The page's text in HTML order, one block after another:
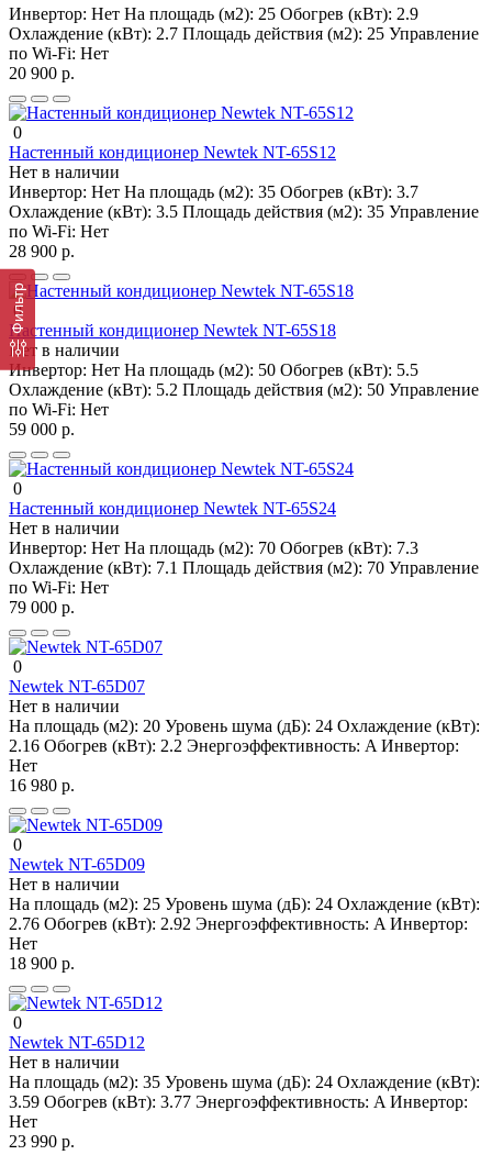
Фильтр
Инвертор: Нет На площадь (м2): 25 Обогрев (кВт): 2.9
Охлаждение (кВт): 2.7 Площадь действия (м2): 25 Управление
по Wi-Fi: Нет
20 900 р.
0
Настенный кондиционер Newtek NT-65S12
Нет в наличии
Инвертор: Нет На площадь (м2): 35 Обогрев (кВт): 3.7
Охлаждение (кВт): 3.5 Площадь действия (м2): 35 Управление
по Wi-Fi: Нет
28 900 р.
0
Настенный кондиционер Newtek NT-65S18
Нет в наличии
Инвертор: Нет На площадь (м2): 50 Обогрев (кВт): 5.5
Охлаждение (кВт): 5.2 Площадь действия (м2): 50 Управление
по Wi-Fi: Нет
59 000 р.
0
Настенный кондиционер Newtek NT-65S24
Нет в наличии
Инвертор: Нет На площадь (м2): 70 Обогрев (кВт): 7.3
Охлаждение (кВт): 7.1 Площадь действия (м2): 70 Управление
по Wi-Fi: Нет
79 000 р.
0
Newtek NT-65D07
Нет в наличии
На площадь (м2): 20 Уровень шума (дБ): 24 Охлаждение (кВт):
2.16 Обогрев (кВт): 2.2 Энергоэффективность: A Инвертор:
Нет
16 980 р.
0
Newtek NT-65D09
Нет в наличии
На площадь (м2): 25 Уровень шума (дБ): 24 Охлаждение (кВт):
2.76 Обогрев (кВт): 2.92 Энергоэффективность: A Инвертор:
Нет
18 900 р.
0
Newtek NT-65D12
Нет в наличии
На площадь (м2): 35 Уровень шума (дБ): 24 Охлаждение (кВт):
3.59 Обогрев (кВт): 3.77 Энергоэффективность: A Инвертор:
Нет
23 990 р.